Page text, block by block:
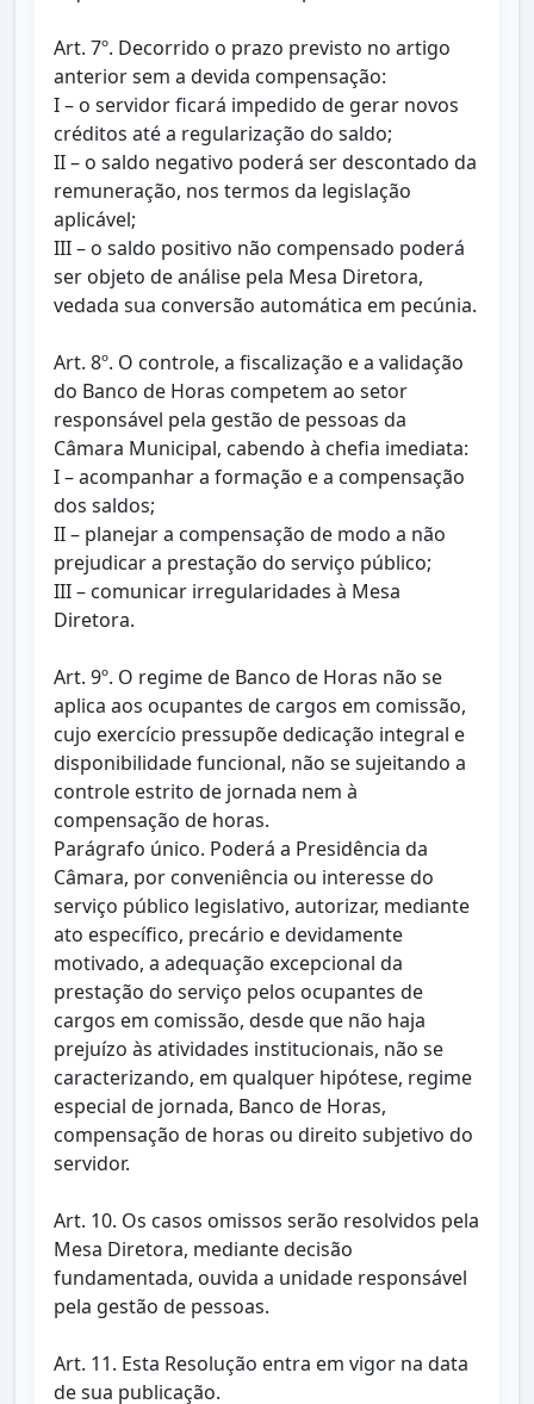
Art. 7º. Decorrido o prazo previsto no artigo
anterior sem a devida compensação:
I – o servidor ficará impedido de gerar novos
créditos até a regularização do saldo;
II – o saldo negativo poderá ser descontado da
remuneração, nos termos da legislação
aplicável;
III – o saldo positivo não compensado poderá
ser objeto de análise pela Mesa Diretora,
vedada sua conversão automática em pecúnia.
Art. 8º. O controle, a fiscalização e a validação
do Banco de Horas competem ao setor
responsável pela gestão de pessoas da
Câmara Municipal, cabendo à chefia imediata:
I – acompanhar a formação e a compensação
dos saldos;
II – planejar a compensação de modo a não
prejudicar a prestação do serviço público;
III – comunicar irregularidades à Mesa
Diretora.
Art. 9º. O regime de Banco de Horas não se
aplica aos ocupantes de cargos em comissão,
cujo exercício pressupõe dedicação integral e
disponibilidade funcional, não se sujeitando a
controle estrito de jornada nem à
compensação de horas.
Parágrafo único. Poderá a Presidência da
Câmara, por conveniência ou interesse do
serviço público legislativo, autorizar, mediante
ato específico, precário e devidamente
motivado, a adequação excepcional da
prestação do serviço pelos ocupantes de
cargos em comissão, desde que não haja
prejuízo às atividades institucionais, não se
caracterizando, em qualquer hipótese, regime
especial de jornada, Banco de Horas,
compensação de horas ou direito subjetivo do
servidor.
Art. 10. Os casos omissos serão resolvidos pela
Mesa Diretora, mediante decisão
fundamentada, ouvida a unidade responsável
pela gestão de pessoas.
Art. 11. Esta Resolução entra em vigor na data
de sua publicação.